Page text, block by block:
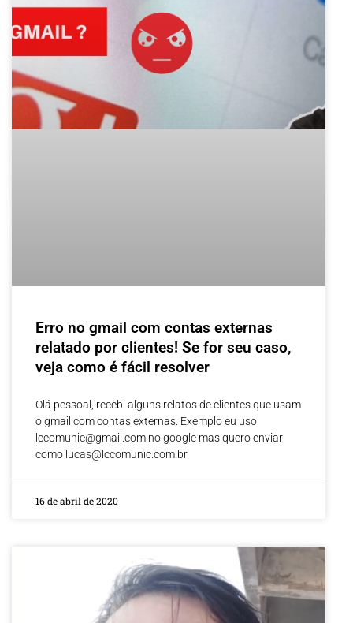
Erro no gmail com contas externas
relatado por clientes! Se for seu caso,
veja como é fácil resolver
Olá pessoal, recebi alguns relatos de clientes que usam
o gmail com contas externas. Exemplo eu uso
lccomunic@gmail.com no google mas quero enviar
como lucas@lccomunic.com.br
16 de abril de 2020